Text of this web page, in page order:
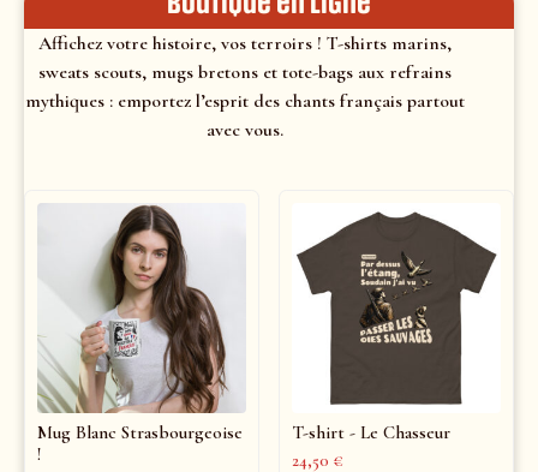
Affichez votre histoire, vos terroirs ! T-shirts marins,
sweats scouts, mugs bretons et tote-bags aux refrains
mythiques : emportez l’esprit des chants français partout
avec vous.
Mug Blanc Strasbourgeoise
!
T-shirt - Le Chasseur
24,50 €